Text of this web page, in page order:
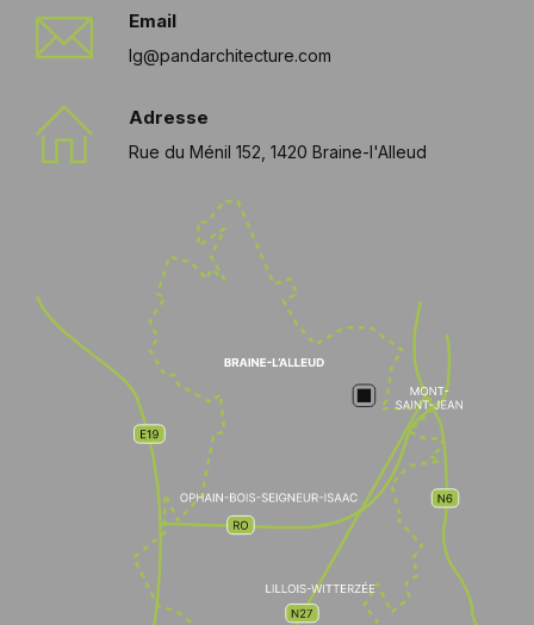
Email
lg@pandarchitecture.com
Adresse
Rue du Ménil 152, 1420 Braine-l'Alleud